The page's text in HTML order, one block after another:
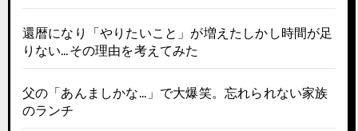
還暦になり「やりたいこと」が増えたしかし時間が足
りない…その理由を考えてみた
父の「あんましかな…」で大爆笑。忘れられない家族
のランチ